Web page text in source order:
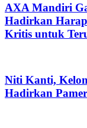
AXA Mandiri
Hadirkan
Kritis untuk
Niti Kanti,
Hadirkan